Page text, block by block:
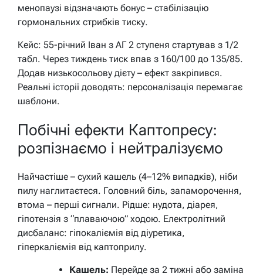
менопаузі відзначають бонус – стабілізацію
гормональних стрибків тиску.
Кейс: 55-річний Іван з АГ 2 ступеня стартував з 1/2
табл. Через тиждень тиск впав з 160/100 до 135/85.
Додав низькосольову дієту – ефект закріпився.
Реальні історії доводять: персоналізація перемагає
шаблони.
Побічні ефекти Каптопресу:
розпізнаємо і нейтралізуємо
Найчастіше – сухий кашель (4–12% випадків), ніби
пилу наглитаєтеся. Головний біль, запаморочення,
втома – перші сигнали. Рідше: нудота, діарея,
гіпотензія з “плаваючою” ходою. Електролітний
дисбаланс: гіпокаліємія від діуретика,
гіперкаліємія від каптоприлу.
Кашель: Перейде за 2 тижні або заміна